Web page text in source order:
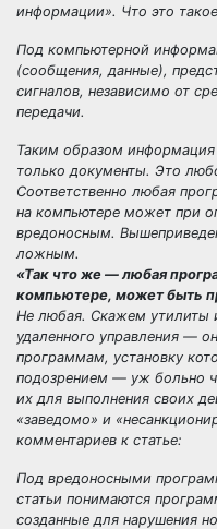
информации». Что это
Под компьютерной
(сообщения, данные),
сигналов, независимо от
передачи.
Таким образом информация
только документы. Это
Соответственно любая
на компьютере может при
вредоносным.
ложным.
«Так что же — любая
компьютере, может быть
Не любая. Скажем утилиты
удаленного управления —
программам, установку
подозрением — уж больно
их для выполнения своих
«заведомо» и
комментариев к статье:
Под вредоносными
статьи понимаются
созданные для нарушения